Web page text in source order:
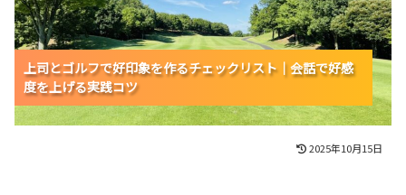
上司とゴルフで好印象を作るチェックリスト｜会話で好感
度を上げる実践コツ
上司とゴルフで好印象を作るチェックリスト｜会話で好感
度を上げる実践コツ
上司とゴルフで好印象を作るチェックリスト｜会話で好感
度を上げる実践コツ
2025年10月15日